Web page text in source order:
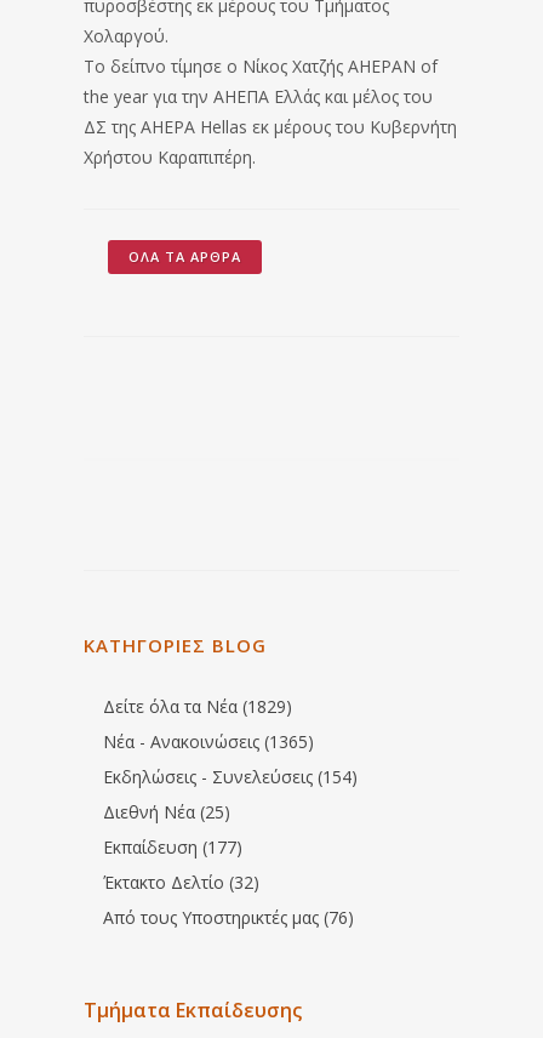
πυροσβέστης εκ μέρους του Τμήματος
Χολαργού.
Το δείπνο τίμησε ο Νίκος Χατζής AHEPAN of
the year για την ΑΗΕΠΑ Ελλάς και μέλος του
ΔΣ της AHEPA Hellas εκ μέρους του Κυβερνήτη
Χρήστου Καραπιπέρη.
ΌΛΑ ΤΑ ΆΡΘΡΑ
ΚΑΤΗΓΟΡΙΕΣ BLOG
Δείτε όλα τα Νέα (1829)
Νέα - Ανακοινώσεις (1365)
Εκδηλώσεις - Συνελεύσεις (154)
Διεθνή Νέα (25)
Εκπαίδευση (177)
Έκτακτο Δελτίο (32)
Από τους Υποστηρικτές μας (76)
Τμήματα Εκπαίδευσης